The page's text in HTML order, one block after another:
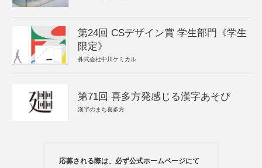
第24回 CSデザイン賞 学生部門《学生
限定》
株式会社中川ケミカル
第71回 喜多方発感じる漢字あそび
漢字のまち喜多方
応募される際は、必ず公式ホームページにて